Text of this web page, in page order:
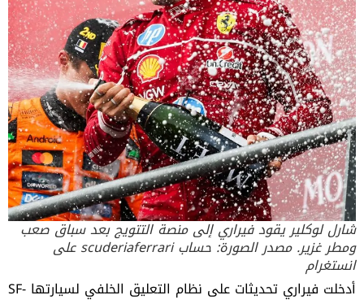
شارل لوكلير يقود فيراري إلى منصة التتويج بعد سباق صعب
ومطر غزير. مصدر الصورة: حساب scuderiaferrari على
انستغرام
أدخلت فيراري تحديثات على نظام التعليق الخلفي لسيارتها SF-